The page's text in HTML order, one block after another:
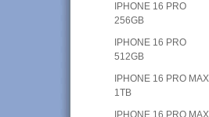
IPHONE 16 PRO
256GB
IPHONE 16 PRO
512GB
IPHONE 16 PRO MAX
1TB
IPHONE 16 PRO MAX